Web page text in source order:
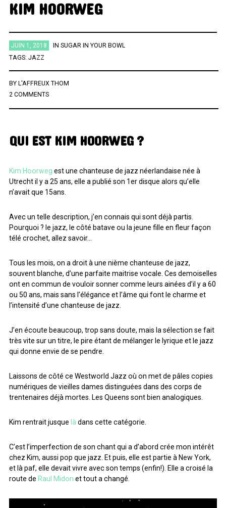
AFRICA
CLASSIQUE
ELECTRONICA
FOLK FUNK FUNK SOUL
GOSPEL
INSTRUMENTAL
JAZZ L'HEURE DU BILAN
POP
POP ROCK PUB ROCK RAP RATTRAPAGE
ROCK
ROCK CALIFORNIEN
SONG OF THE WEEK
SOUL SOUNDTRACK OF MY LIFE
ARCHIVES
ARCHIVES
KIM HOORWEG
JUIN 1, 2018 IN SUGAR IN YOUR BOWL
TAGS: JAZZ
BY L'AFFREUX THOM
2 COMMENTS
QUI EST KIM HOORWEG ?
Kim Hoorweg est une chanteuse de jazz néerlandaise née à
Utrecht il y a 25 ans, elle a publié son 1er disque alors qu’elle
n’avait que 15ans.
Avec un telle description, j’en connais qui sont déjà partis.
Pourquoi ? le jazz, le côté batave ou la jeune fille en fleur façon
télé crochet, allez savoir…
Tous les mois, on a droit à une nième chanteuse de jazz,
souvent blanche, d’une parfaite maitrise vocale. Ces demoiselles
ont en commun de vouloir sonner comme leurs ainées d’il y a 60
ou 50 ans, mais sans l’élégance et l’âme qui font le charme et
l’intensité d’une chanteuse de jazz.
J’en écoute beaucoup, trop sans doute, mais la sélection se fait
très vite sur un titre, le pire étant de mélanger le lyrique et le jazz
qui donne envie de se pendre.
Laissons de côté ce Westworld Jazz où on met de pâles copies
numériques de vieilles dames distinguées dans des corps de
trentenaires déjà mortes. Les Queens sont bien analogiques.
Kim rentrait jusque là dans cette catégorie.
C’est l’imperfection de son chant qui a d’abord crée mon intérêt
chez Kim, aussi pop que jazz. Et puis, elle est partie à New York,
et là paf, elle devait vivre avec son temps (enfin!). Elle a croisé la
route de Raul Midon et tout a changé.